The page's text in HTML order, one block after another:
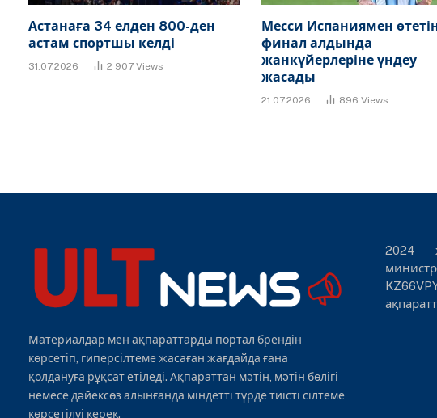
Астанаға 34 елден 800-ден
астам спортшы келді
31.07.2026 2 907 Views
Месси Испаниямен
финал алдында
жанкүйерлеріне үндеу
жасады
21.07.2026 896 Views
Материалдар мен ақпараттарды портал брендін
көрсетіп, гиперсілтеме жасаған жағдайда ғана
қолдануға рұқсат етіледі. Ақпараттан мәтін, мәтін бөлігі
немесе дәйексөз алынғанда міндетті түрде тиісті сілтеме
көрсетілуі керек.
2024